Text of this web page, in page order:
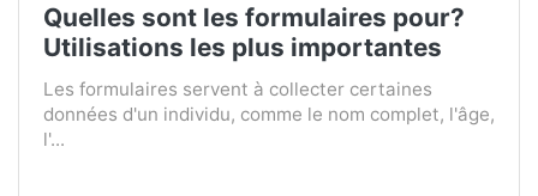
Quelles sont les formulaires pour?
Utilisations les plus importantes
Les formulaires servent à collecter certaines
données d'un individu, comme le nom complet, l'âge,
l'...